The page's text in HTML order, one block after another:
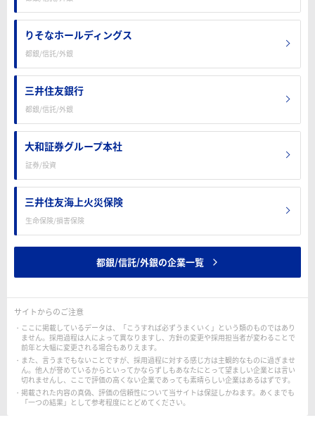
りそなホールディングス
都銀/信託/外銀
三井住友銀行
都銀/信託/外銀
大和証券グループ本社
証券/投資
三井住友海上火災保険
生命保険/損害保険
都銀/信託/外銀の企業一覧
サイトからのご注意
ここに掲載しているデータは、「こうすれば必ずうまくいく」という類のものではあり
ません。採用過程は人によって異なりますし、方針の変更や採用担当者が変わることで
前年と大幅に変更される場合もありえます。
また、言うまでもないことですが、採用過程に対する感じ方は主観的なものに過ぎませ
ん。他人が誉めているからといってかならずしもあなたにとって望ましい企業とは言い
切れませんし、ここで評価の高くない企業であっても素晴らしい企業はあるはずです。
掲載された内容の真偽、評価の信頼性について当サイトは保証しかねます。あくまでも
「一つの結果」として参考程度にとどめてください。